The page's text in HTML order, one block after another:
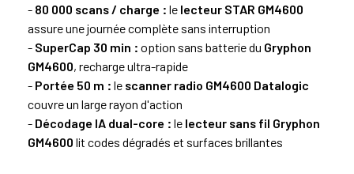
- 80 000 scans / charge : le lecteur STAR GM4600
assure une journée complète sans interruption
- SuperCap 30 min : option sans batterie du Gryphon
GM4600, recharge ultra-rapide
- Portée 50 m : le scanner radio GM4600 Datalogic
couvre un large rayon d'action
- Décodage IA dual-core : le lecteur sans fil Gryphon
GM4600 lit codes dégradés et surfaces brillantes